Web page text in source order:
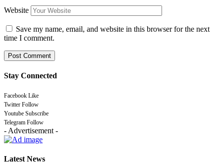
Website
Save my name, email, and website in this browser for the next
time I comment.
Stay Connected
Facebook Like
Twitter Follow
Youtube Subscribe
Telegram Follow
- Advertisement -
Latest News